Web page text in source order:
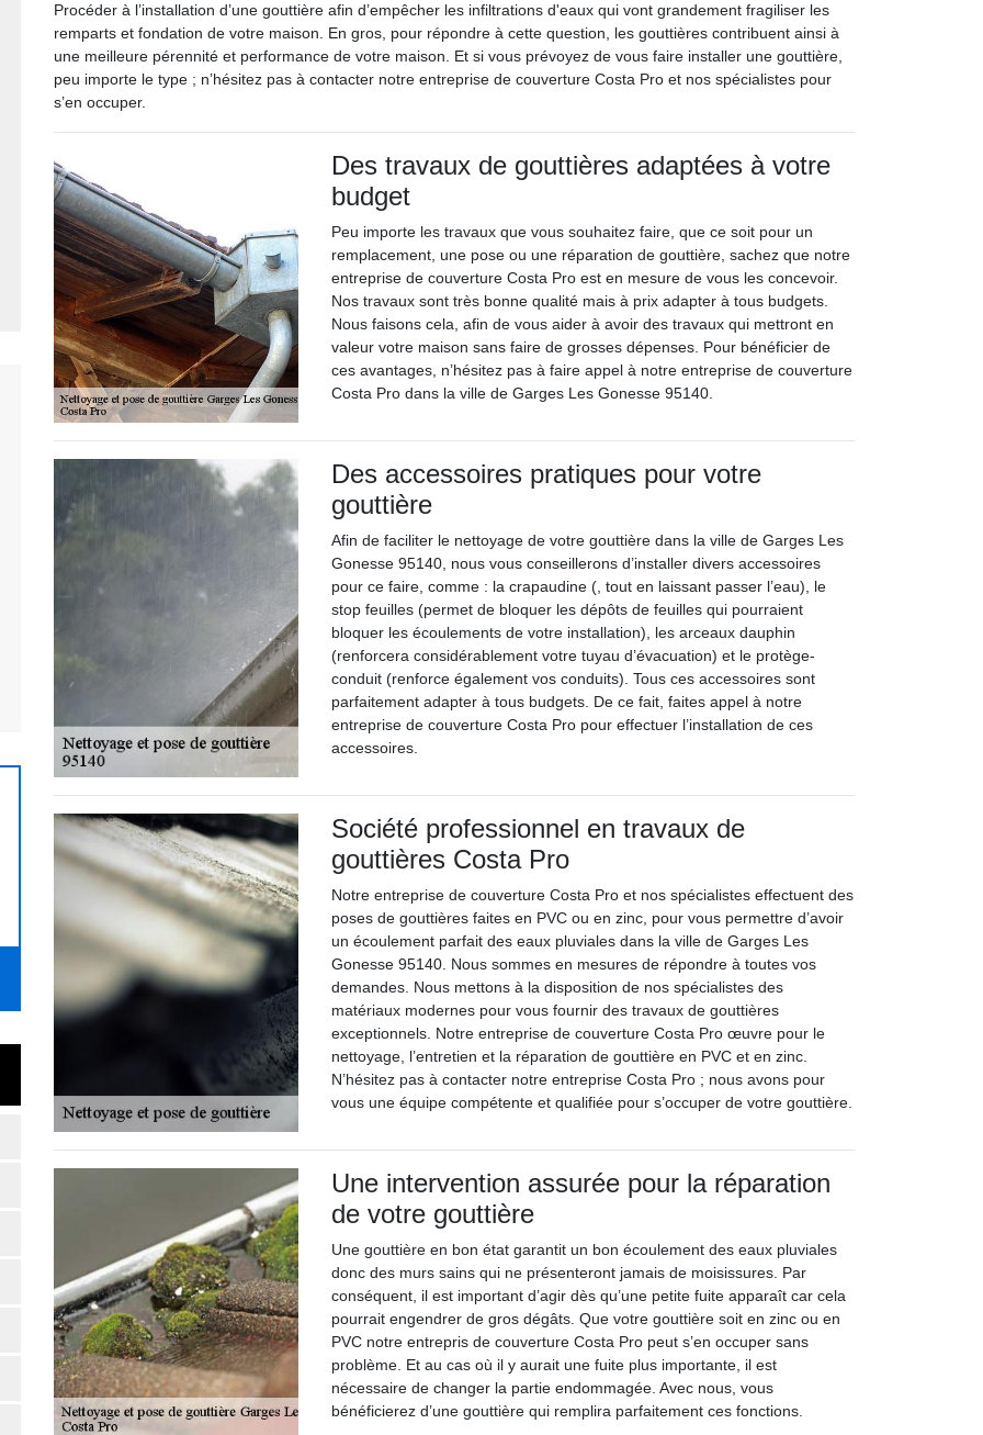
Procéder à l’installation d’une gouttière afin d’empêcher les infiltrations d'eaux qui vont grandement fragiliser les
remparts et fondation de votre maison. En gros, pour répondre à cette question, les gouttières contribuent ainsi à
une meilleure pérennité et performance de votre maison. Et si vous prévoyez de vous faire installer une gouttière,
peu importe le type ; n’hésitez pas à contacter notre entreprise de couverture Costa Pro et nos spécialistes pour
s’en occuper.
Des travaux de gouttières adaptées à votre
budget
Peu importe les travaux que vous souhaitez faire, que ce soit pour un
remplacement, une pose ou une réparation de gouttière, sachez que notre
entreprise de couverture Costa Pro est en mesure de vous les concevoir.
Nos travaux sont très bonne qualité mais à prix adapter à tous budgets.
Nous faisons cela, afin de vous aider à avoir des travaux qui mettront en
valeur votre maison sans faire de grosses dépenses. Pour bénéficier de
ces avantages, n’hésitez pas à faire appel à notre entreprise de couverture
Costa Pro dans la ville de Garges Les Gonesse 95140.
Des accessoires pratiques pour votre
gouttière
Afin de faciliter le nettoyage de votre gouttière dans la ville de Garges Les
Gonesse 95140, nous vous conseillerons d’installer divers accessoires
pour ce faire, comme : la crapaudine (, tout en laissant passer l’eau), le
stop feuilles (permet de bloquer les dépôts de feuilles qui pourraient
bloquer les écoulements de votre installation), les arceaux dauphin
(renforcera considérablement votre tuyau d’évacuation) et le protège-
conduit (renforce également vos conduits). Tous ces accessoires sont
parfaitement adapter à tous budgets. De ce fait, faites appel à notre
entreprise de couverture Costa Pro pour effectuer l’installation de ces
accessoires.
Société professionnel en travaux de
gouttières Costa Pro
Notre entreprise de couverture Costa Pro et nos spécialistes effectuent des
poses de gouttières faites en PVC ou en zinc, pour vous permettre d’avoir
un écoulement parfait des eaux pluviales dans la ville de Garges Les
Gonesse 95140. Nous sommes en mesures de répondre à toutes vos
demandes. Nous mettons à la disposition de nos spécialistes des
matériaux modernes pour vous fournir des travaux de gouttières
exceptionnels. Notre entreprise de couverture Costa Pro œuvre pour le
nettoyage, l’entretien et la réparation de gouttière en PVC et en zinc.
N’hésitez pas à contacter notre entreprise Costa Pro ; nous avons pour
vous une équipe compétente et qualifiée pour s’occuper de votre gouttière.
Une intervention assurée pour la réparation
de votre gouttière
Une gouttière en bon état garantit un bon écoulement des eaux pluviales
donc des murs sains qui ne présenteront jamais de moisissures. Par
conséquent, il est important d’agir dès qu’une petite fuite apparaît car cela
pourrait engendrer de gros dégâts. Que votre gouttière soit en zinc ou en
PVC notre entrepris de couverture Costa Pro peut s’en occuper sans
problème. Et au cas où il y aurait une fuite plus importante, il est
nécessaire de changer la partie endommagée. Avec nous, vous
bénéficierez d’une gouttière qui remplira parfaitement ces fonctions.